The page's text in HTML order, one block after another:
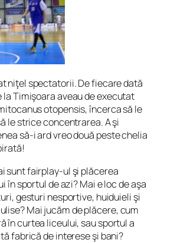
niţel spectatorii. De fiecare dată
Timişoara aveau de executat
otopensis, încerca să le
le strice concentrarea. A şi
să-i ard vreo două peste chelia
sunt fairplay-ul şi plăcerea
în sportul de azi? Mai e loc de aşa
gesturi nesportive, huiduieli şi
Mai jucăm de plăcere, cum
în curtea liceului, sau sportul a
fabrică de interese şi bani?